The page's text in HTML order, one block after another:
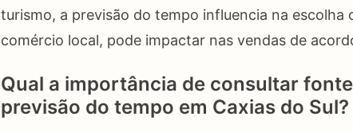
turismo, a previsão do tempo influencia na escolha
comércio local, pode impactar nas vendas de
Qual a importância de consultar
previsão do tempo em Caxias do Sul?